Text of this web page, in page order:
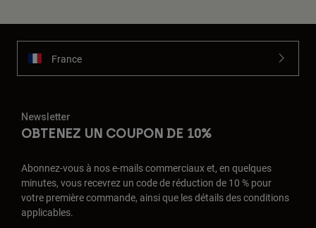
France
Newsletter
OBTENEZ UN COUPON DE 10%
Abonnez-vous à nos e-mails commerciaux et, en quelques
minutes, vous recevrez un code de réduction de 10 % pour
votre première commande, ainsi que les détails des conditions
applicables.